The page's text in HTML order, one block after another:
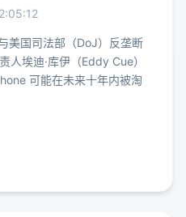
美国司法部（DoJ）反垄断
人埃迪·库伊（Eddy Cue）
可能在未来十年内被淘